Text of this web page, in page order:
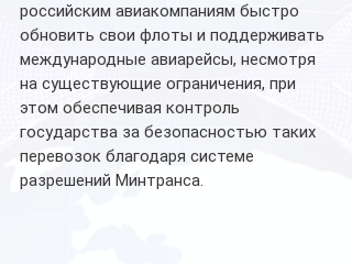
российским авиакомпаниям быстро
обновить свои флоты и поддерживать
международные авиарейсы, несмотря
на существующие ограничения, при
этом обеспечивая контроль
государства за безопасностью таких
перевозок благодаря системе
разрешений Минтранса.